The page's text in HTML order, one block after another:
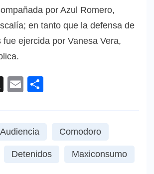
por Azul Romero,
en tanto que la defensa de
fue ejercida por Vanesa Vera,
X Email
Audiencia Comodoro
Detenidos Maxiconsumo